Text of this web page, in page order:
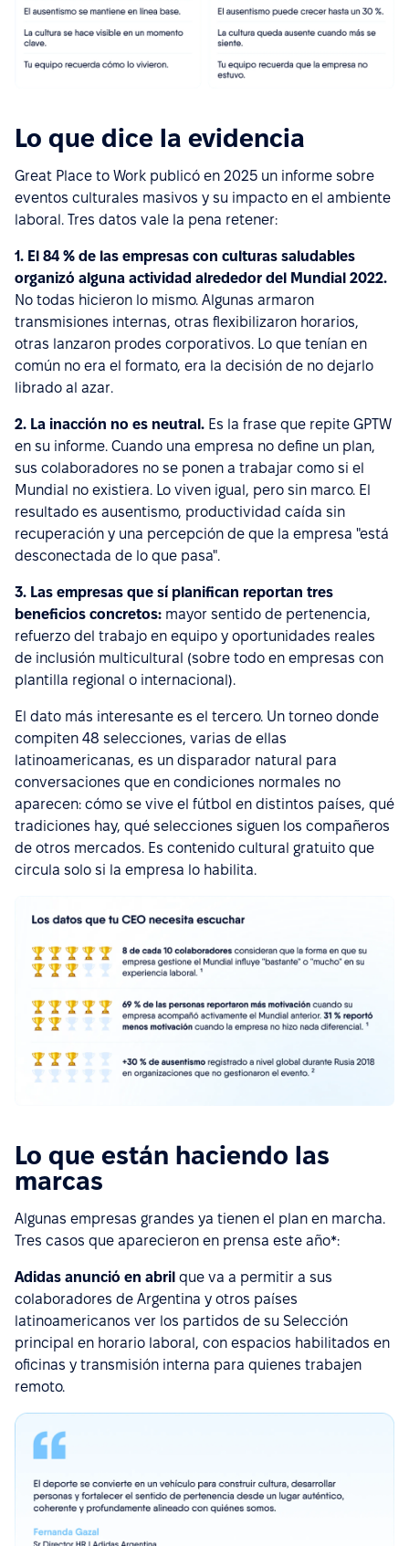
Lo que dice la evidencia
Great Place to Work publicó en 2025 un informe sobre
eventos culturales masivos y su impacto en el ambiente
laboral. Tres datos vale la pena retener:
1. El 84 % de las empresas con culturas saludables
organizó alguna actividad alrededor del Mundial 2022.
No todas hicieron lo mismo. Algunas armaron
transmisiones internas, otras flexibilizaron horarios,
otras lanzaron prodes corporativos. Lo que tenían en
común no era el formato, era la decisión de no dejarlo
librado al azar.
2. La inacción no es neutral. Es la frase que repite GPTW
en su informe. Cuando una empresa no define un plan,
sus colaboradores no se ponen a trabajar como si el
Mundial no existiera. Lo viven igual, pero sin marco. El
resultado es ausentismo, productividad caída sin
recuperación y una percepción de que la empresa "está
desconectada de lo que pasa".
3. Las empresas que sí planifican reportan tres
beneficios concretos: mayor sentido de pertenencia,
refuerzo del trabajo en equipo y oportunidades reales
de inclusión multicultural (sobre todo en empresas con
plantilla regional o internacional).
El dato más interesante es el tercero. Un torneo donde
compiten 48 selecciones, varias de ellas
latinoamericanas, es un disparador natural para
conversaciones que en condiciones normales no
aparecen: cómo se vive el fútbol en distintos países, qué
tradiciones hay, qué selecciones siguen los compañeros
de otros mercados. Es contenido cultural gratuito que
circula solo si la empresa lo habilita.
Lo que están haciendo las
marcas
Algunas empresas grandes ya tienen el plan en marcha.
Tres casos que aparecieron en prensa este año*:
Adidas anunció en abril que va a permitir a sus
colaboradores de Argentina y otros países
latinoamericanos ver los partidos de su Selección
principal en horario laboral, con espacios habilitados en
oficinas y transmisión interna para quienes trabajen
remoto.